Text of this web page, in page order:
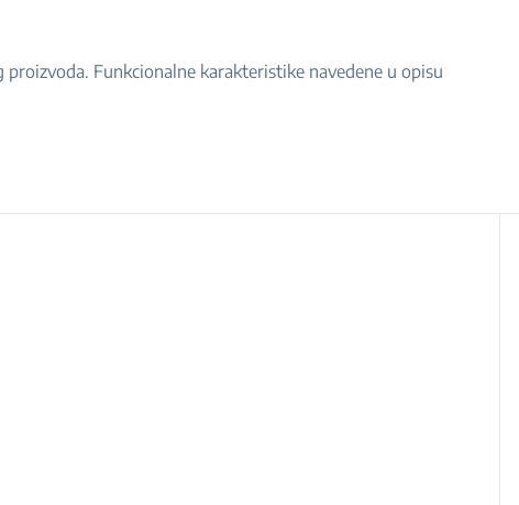
Funkcionalne karakteristike navedene u opisu